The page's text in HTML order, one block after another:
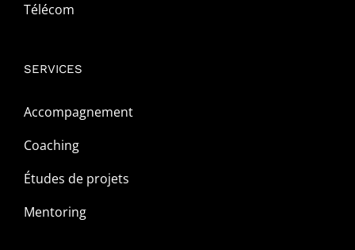
Télécom
SERVICES
Accompagnement
Coaching
Études de projets
Mentoring